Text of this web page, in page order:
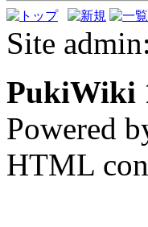
Site admin:
PukiWiki
Powered
HTML